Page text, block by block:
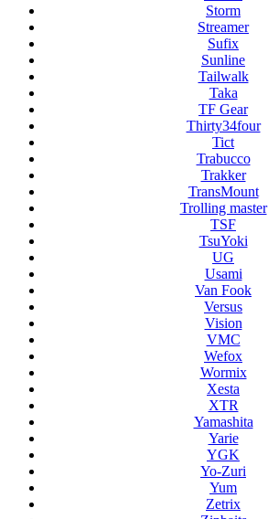
Storm
Streamer
Sufix
Sunline
Tailwalk
Taka
TF Gear
Thirty34four
Tict
Trabucco
Trakker
TransMount
Trolling master
TSF
TsuYoki
UG
Usami
Van Fook
Versus
Vision
VMC
Wefox
Wormix
Xesta
XTR
Yamashita
Yarie
YGK
Yo-Zuri
Yum
Zetrix